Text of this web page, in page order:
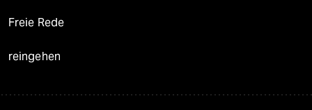
Freie Rede
reingehen